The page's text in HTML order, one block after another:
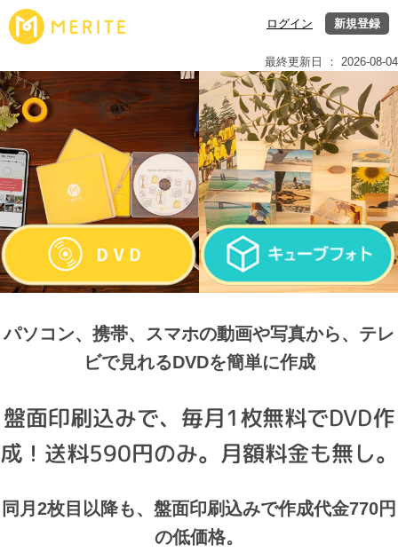
ログイン 新規登録
最終更新日 ： 2026-08-04
パソコン、携帯、スマホの動画や写真から、テレ
ビで見れるDVDを簡単に作成
盤面印刷込みで、毎月1枚無料でDVD作
成！送料590円のみ。月額料金も無し。
同月2枚目以降も、盤面印刷込みで作成代金770円
の低価格。